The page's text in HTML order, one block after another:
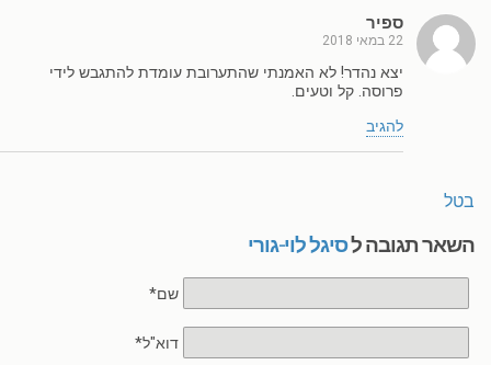
ספיר
22 במאי 2018
יצא נהדר! לא האמנתי שהתערובת עומדת להתגבש לידי
פרוסה. קל וטעים.
להגיב
בטל
השאר תגובה לסיגל לוי-גורי
שם*
דוא"ל*